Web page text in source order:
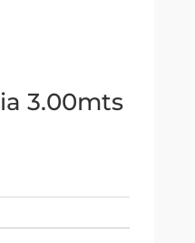
3.00mts